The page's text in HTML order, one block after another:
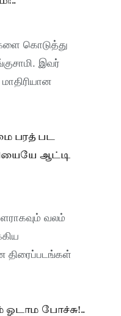
கொடுத்து
இவர்
பரத் பட
ஆட்டி
வலம்
திரைப்படங்கள்
போச்சு!..